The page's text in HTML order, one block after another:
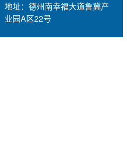
地址： 德州南幸福大道鲁冀产
业园A区22号